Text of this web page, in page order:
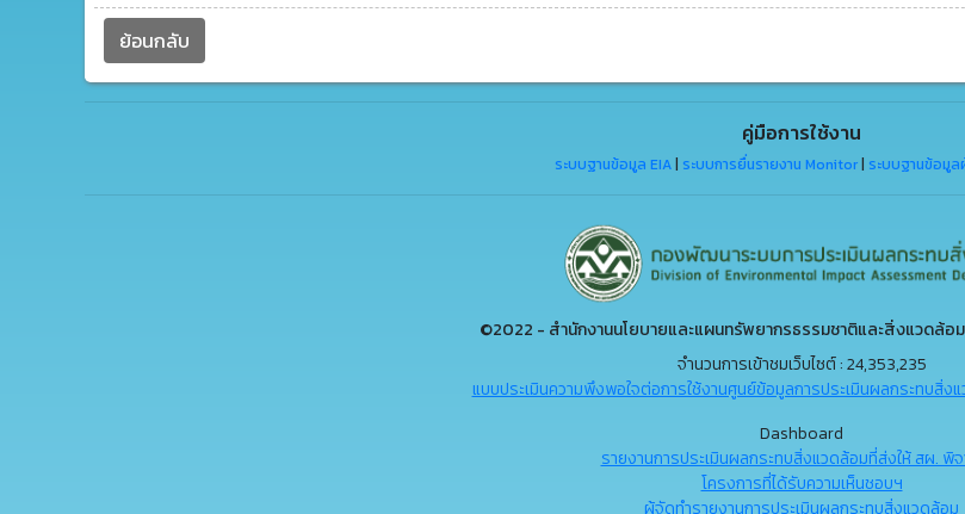
ย้อนกลับ
คู่มือการใช้งาน
ระบบฐานข้อมูล EIA ระบบการยื่นรายงาน Monitor ระบบฐานข้อมูล
©2022 - สำนักงานนโยบายและแผนทรัพยากรธรรมชาติและสิ่งแวดล้อ
จำนวนการเข้าชมเว็บไซต์ : 24,353,235
แบบประเมินความพึงพอใจต่อการใช้งานศูนย์ข้อมูลการประเมินผลกระทบสิ่ง
Dashboard
รายงานการประเมินผลกระทบสิ่งแวดล้อมที่ส่งให้ สผ. พิ
โครงการที่ได้รับความเห็นชอบฯ
ผู้จัดทำรายงานการประเมินผลกระทบสิ่งแวดล้อม